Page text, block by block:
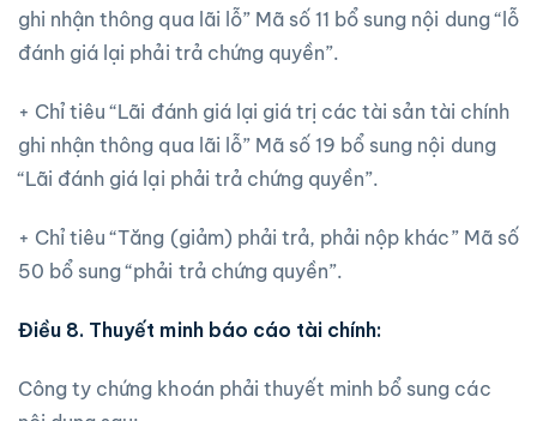
ghi nhận thông qua lãi lỗ” Mã số 11 bổ sung nội dung “lỗ
đánh giá lại phải trả chứng quyền”.
+ Chỉ tiêu “Lãi đánh giá lại giá trị các tài sản tài chính
ghi nhận thông qua lãi lỗ” Mã số 19 bổ sung nội dung
“Lãi đánh giá lại phải trả chứng quyền”.
+ Chỉ tiêu “Tăng (giảm) phải trả, phải nộp khác” Mã số
50 bổ sung “phải trả chứng quyền”.
Điều 8. Thuyết minh báo cáo tài chính:
Công ty chứng khoán phải thuyết minh bổ sung các